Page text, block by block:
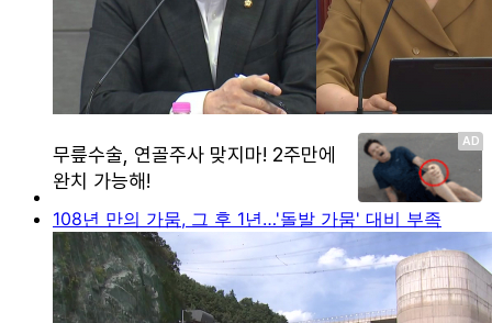
108년 만의 가뭄, 그 후 1년…'돌발 가뭄' 대비 부족